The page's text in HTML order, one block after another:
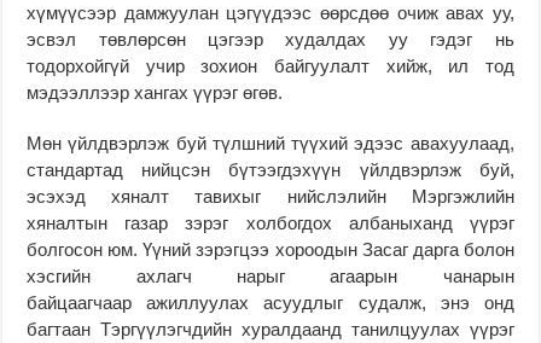
хүмүүсээр дамжуулан цэгүүдээс өөрсдөө очиж авах уу,
эсвэл төвлөрсөн цэгээр худалдах уу гэдэг нь
тодорхойгүй учир зохион байгуулалт хийж, ил тод
мэдээллээр хангах үүрэг өгөв.
Мөн үйлдвэрлэж буй түлшний түүхий эдээс авахуулаад,
стандартад нийцсэн бүтээгдэхүүн үйлдвэрлэж буй,
эсэхэд хяналт тавихыг нийслэлийн Мэргэжлийн
хяналтын газар зэрэг холбогдох албаныханд үүрэг
болгосон юм. Үүний зэрэгцээ хороодын Засаг дарга болон
хэсгийн ахлагч нарыг агаарын чанарын
байцаагчаар ажиллуулах асуудлыг судалж, энэ онд
багтаан Тэргүүлэгчдийн хуралдаанд танилцуулах үүрэг